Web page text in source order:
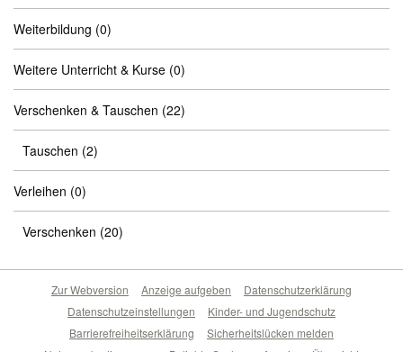
Weiterbildung (0)
Weitere Unterricht & Kurse (0)
Verschenken & Tauschen (22)
Tauschen (2)
Verleihen (0)
Verschenken (20)
Zur Webversion Anzeige aufgeben
Datenschutzerklärung
Datenschutzeinstellungen
Kinder- und Jugendschutz
Barrierefreiheitserklärung
Sicherheitslücken melden